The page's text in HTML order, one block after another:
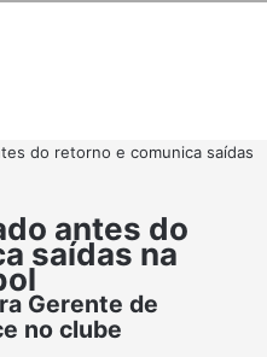
do retorno e comunica saídas
antes do
saídas na
Gerente de
no clube